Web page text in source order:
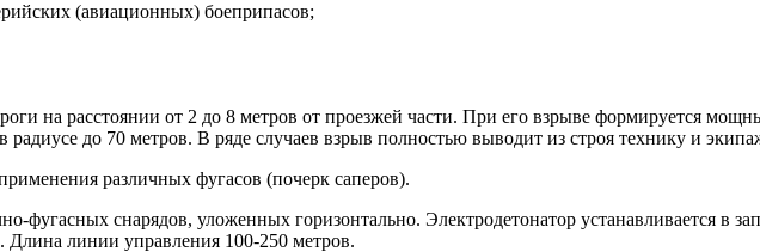
(авиационных) боеприпасов;
на расстоянии от 2 до 8 метров от проезжей части. При его взрыве формируется
радиусе до 70 метров. В ряде случаев взрыв полностью выводит из строя технику и
различных фугасов (почерк саперов).
фугасных снарядов, уложенных горизонтально. Электродетонатор устанавливается в
Длина линии управления 100-250 метров.